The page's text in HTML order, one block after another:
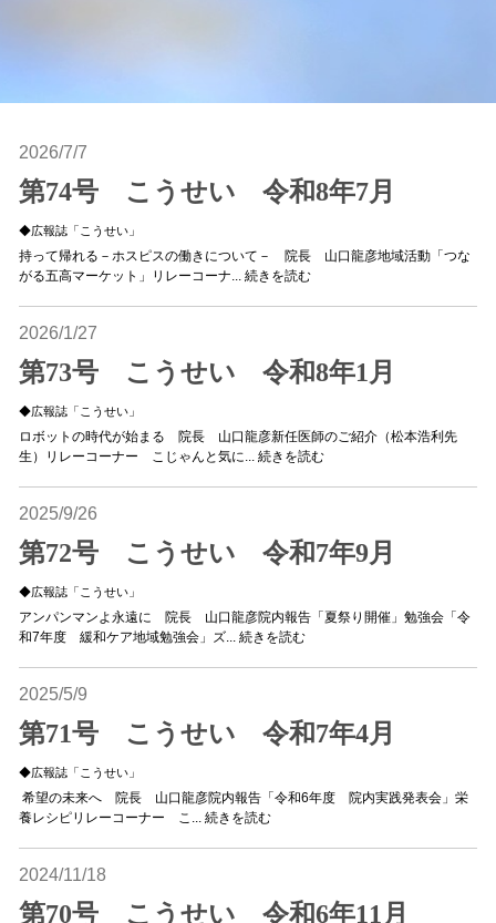
2026/7/7
第74号 こうせい 令和8年7月
◆広報誌「こうせい」
持って帰れる－ホスピスの働きについて－ 院長 山口龍彦地域活動「つな
がる五高マーケット」リレーコーナ... 続きを読む
2026/1/27
第73号 こうせい 令和8年1月
◆広報誌「こうせい」
ロボットの時代が始まる 院長 山口龍彦新任医師のご紹介（松本浩利先
生）リレーコーナー こじゃんと気に... 続きを読む
2025/9/26
第72号 こうせい 令和7年9月
◆広報誌「こうせい」
アンパンマンよ永遠に 院長 山口龍彦院内報告「夏祭り開催」勉強会「令
和7年度 緩和ケア地域勉強会」ズ... 続きを読む
2025/5/9
第71号 こうせい 令和7年4月
◆広報誌「こうせい」
希望の未来へ 院長 山口龍彦院内報告「令和6年度 院内実践発表会」栄
養レシピリレーコーナー こ... 続きを読む
2024/11/18
第70号 こうせい 令和6年11月